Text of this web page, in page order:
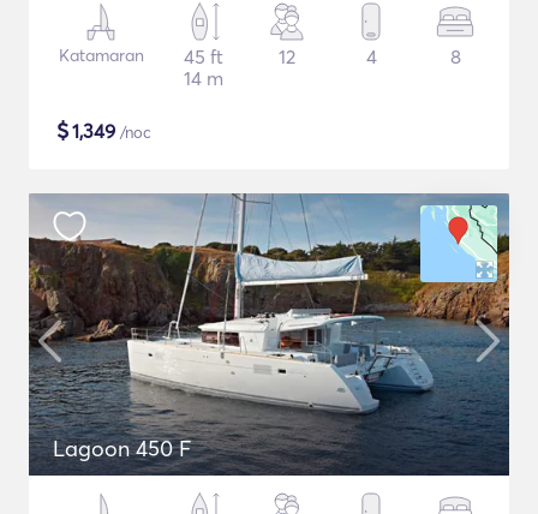
Katamaran
45 ft
14 m
12 4 8
$1,349 /noc
Lagoon 450 F